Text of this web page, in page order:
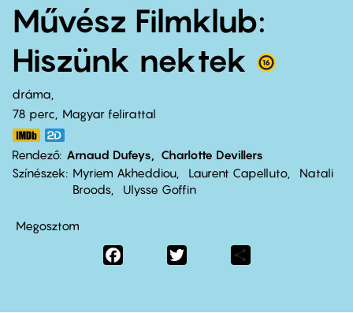
Művész Filmklub:
Hiszünk nektek
dráma
78 perc,
Magyar felirattal
Rendező Arnaud Dufeys
Charlotte Devillers
Színészek
Myriem Akheddiou Laurent Capelluto
Natali
Broods
Ulysse Goffin
Megosztom
Facebook